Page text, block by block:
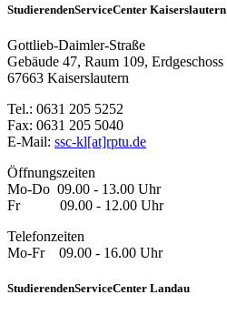
StudierendenServiceCenter Kaiserslautern
Gottlieb-Daimler-Straße
Gebäude 47, Raum 109, Erdgeschoss
67663 Kaiserslautern
Tel.: 0631 205 5252
Fax: 0631 205 5040
E-Mail: ssc-kl[at]rptu.de
Öffnungszeiten
Mo-Do 09.00 - 13.00 Uhr
Fr 09.00 - 12.00 Uhr
Telefonzeiten
Mo-Fr 09.00 - 16.00 Uhr
StudierendenServiceCenter Landau